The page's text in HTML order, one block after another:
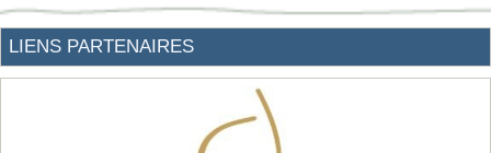
LIENS PARTENAIRES